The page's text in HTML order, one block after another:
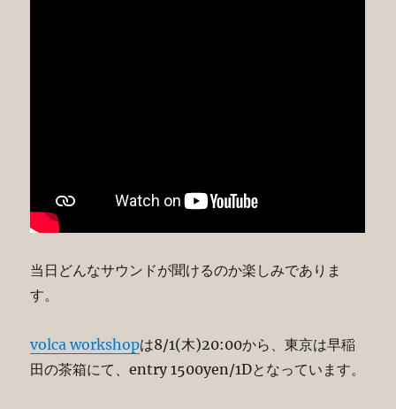
当日どんなサウンドが聞けるのか楽しみでありま
す。
volca workshopは8/1(木)20:00から、東京は早稲
田の茶箱にて、entry 1500yen/1Dとなっています。